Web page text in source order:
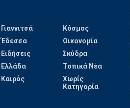
Γιαννιτσά
Έδεσσα
Ειδήσεις
Ελλάδα
Καιρός
Κόσμος
Οικονομία
Σκύδρα
Τοπικά Νέα
Χωρίς
Κατηγορία